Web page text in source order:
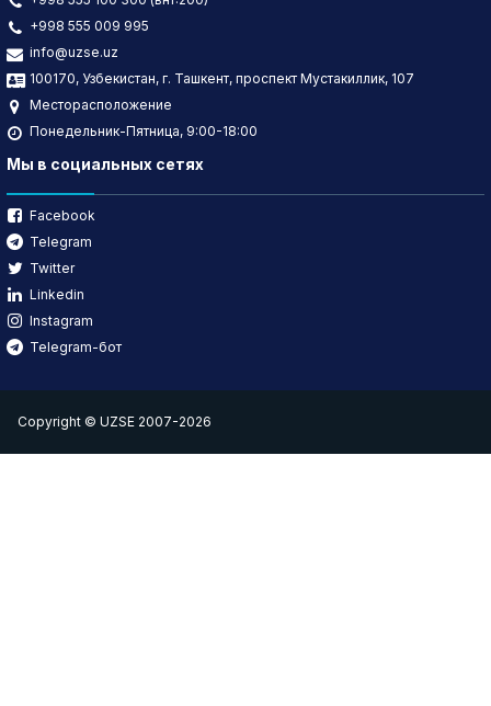
+998 555 009 995
info@uzse.uz
100170, Узбекистан, г. Ташкент, проспект Мустакиллик, 107
Месторасположение
Понедельник-Пятница, 9:00-18:00
Мы в социальных сетях
Facebook
Telegram
Twitter
Linkedin
Instagram
Telegram-бот
Copyright © UZSE 2007-2026